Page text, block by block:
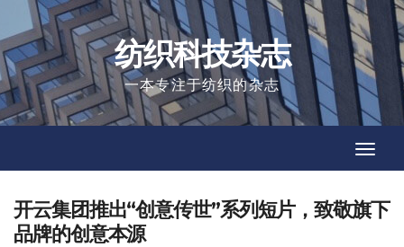
to
content
纺织科技杂志
一本专注于纺织的杂志
开云集团推出“创意传世”系列短片，致敬旗下
品牌的创意本源